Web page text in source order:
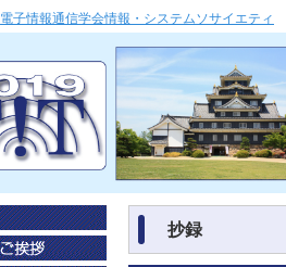
電子情報通信学会情報・システムソサイエティ
抄録